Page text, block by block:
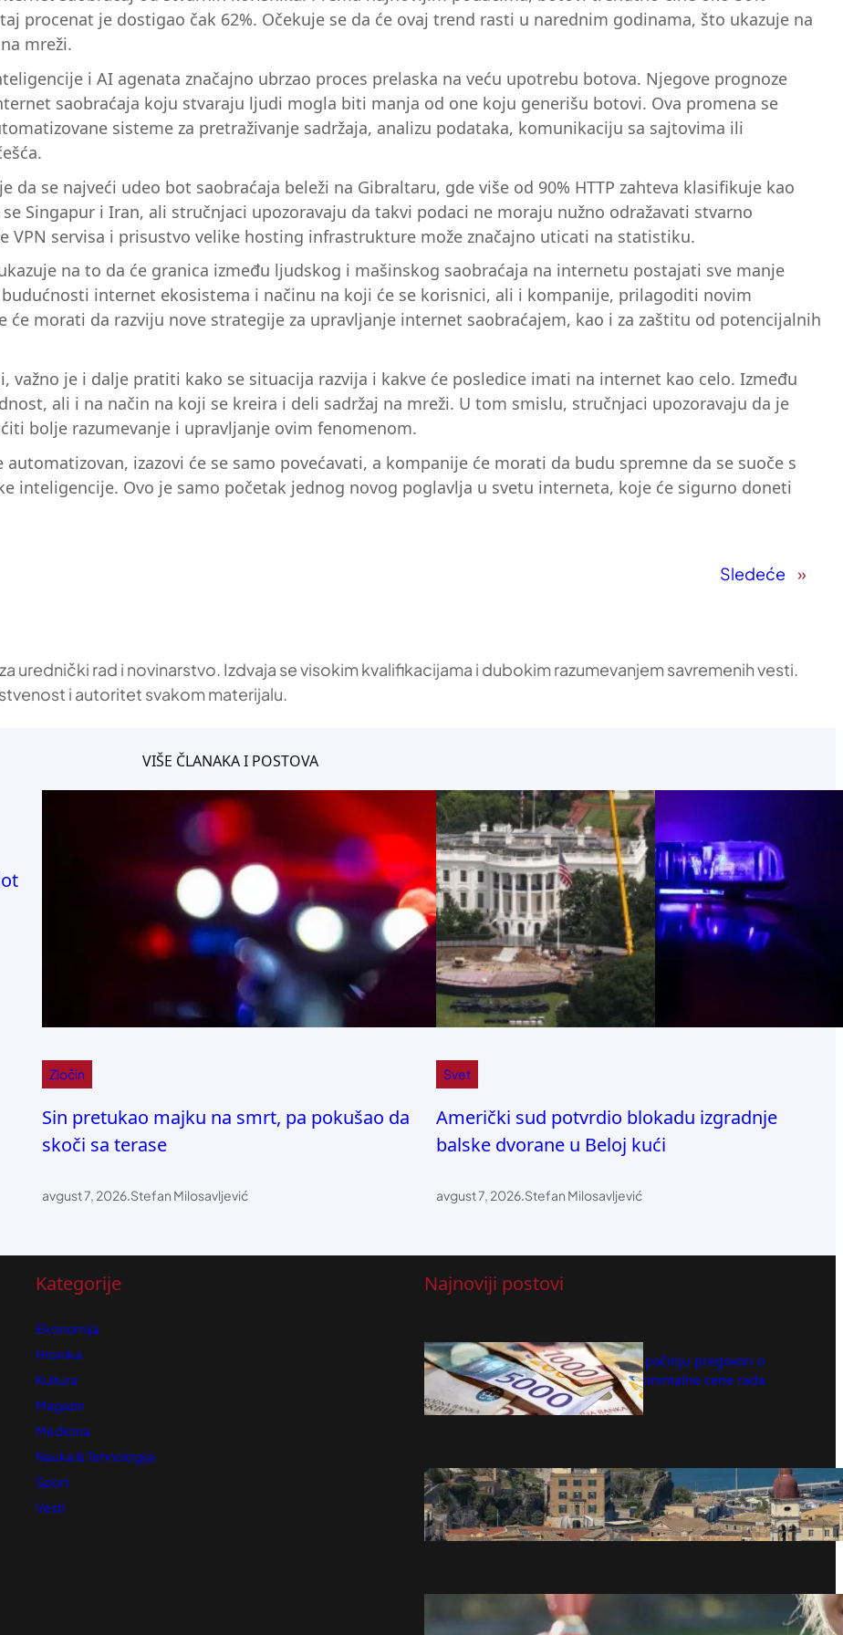
procenat je dostigao čak 62%. Očekuje se da će ovaj trend rasti u narednim godinama, što ukazuje na
mreži.
i AI agenata značajno ubrzao proces prelaska na veću upotrebu botova. Njegove prognoze
saobraćaja koju stvaraju ljudi mogla biti manja od one koju generišu botovi. Ova promena se
sisteme za pretraživanje sadržaja, analizu podataka, komunikaciju sa sajtovima ili
da se najveći udeo bot saobraćaja beleži na Gibraltaru, gde više od 90% HTTP zahteva klasifikuje kao
Singapur i Iran, ali stručnjaci upozoravaju da takvi podaci ne moraju nužno odražavati stvarno
VPN servisa i prisustvo velike hosting infrastrukture može značajno uticati na statistiku.
na to da će granica između ljudskog i mašinskog saobraćaja na internetu postajati sve manje
internet ekosistema i načinu na koji će se korisnici, ali i kompanije, prilagoditi novim
morati da razviju nove strategije za upravljanje internet saobraćajem, kao i za zaštitu od potencijalnih
je i dalje pratiti kako se situacija razvija i kakve će posledice imati na internet kao celo. Između
ali i na način na koji se kreira i deli sadržaj na mreži. U tom smislu, stručnjaci upozoravaju da je
bolje razumevanje i upravljanje ovim fenomenom.
izazovi će se samo povećavati, a kompanije će morati da budu spremne da se suoče s
inteligencije. Ovo je samo početak jednog novog poglavlja u svetu interneta, koje će sigurno doneti
Sledeće »
urednički rad i novinarstvo. Izdvaja se visokim kvalifikacijama i dubokim razumevanjem savremenih vesti.
i autoritet svakom materijalu.
VIŠE ČLANAKA I POSTOVA
Zločin
Sin pretukao majku na smrt, pa pokušao da
skoči sa terase
avgust 7, 2026.Stefan Milosavljević
Svet
Američki sud potvrdio blokadu izgradnje
balske dvorane u Beloj kući
avgust 7, 2026.Stefan Milosavljević
Kategorije
Ekonomija
Hronika
Kultura
Magazin
Medicina
Nauka & Tehnologija
Sport
Vesti
Najnoviji postovi
U ponedeljak počinju pregovori o
utvrđivanju minimalne cene rada
avgust 7, 2026
Turisti ih još nisu preplavili: Ova tri
evropska ostrva nude mir daleko od
gužve (FOTO)
avgust 7, 2026
Rođeni šampioni: U ova četiri znaka